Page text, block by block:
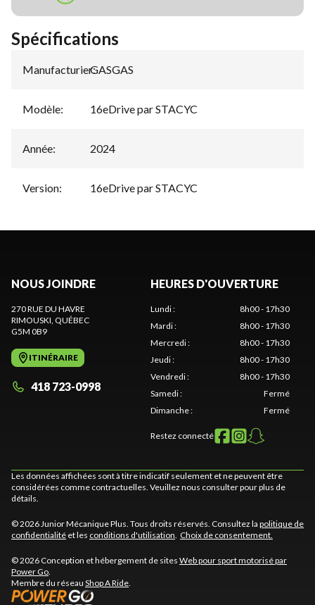
Spécifications
Manufacturier:
GASGAS
Modèle: 16eDrive par STACYC
Année: 2024
Version: 16eDrive par STACYC
NOUS JOINDRE
270 RUE DU HAVRE
RIMOUSKI, QUÉBEC
G5M 0B9
ITINÉRAIRE
418 723-0998
HEURES D'OUVERTURE
Lundi:
8h00 - 17h30
Mardi:
8h00 - 17h30
Mercredi:
8h00 - 17h30
Jeudi:
8h00 - 17h30
Vendredi:
8h00 - 17h30
Samedi:
Fermé
Dimanche: Fermé
Restez connecté
Les données affichées sont à titre indicatif seulement et ne peuvent être
considérées comme contractuelles. Veuillez nous consulter pour plus de
détails.
© 2026 Junior Mécanique Plus. Tous droits réservés. Consultez la politique de
confidentialité et les conditions d'utilisation. Choix de consentement.
© 2026 Conception et hébergement de sites Web pour sport motorisé par
Power Go.
Membre du réseau Shop A Ride.